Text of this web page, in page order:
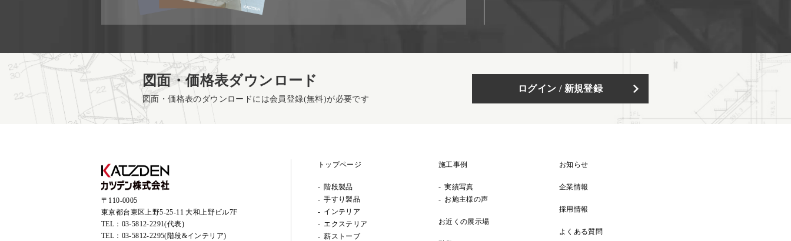
図面・価格表ダウンロード
図面・価格表のダウンロードには会員登録(無料)が必要です
ログイン / 新規登録
〒110-0005
東京都台東区上野5-25-11 大和上野ビル7F
TEL： 03-5812-2291(代表)
TEL： 03-5812-2295(階段&インテリア)
トップページ
階段製品
手すり製品
インテリア
エクステリア
薪ストーブ
施工事例
実績写真
お施主様の声
お近くの展示場
お知らせ
企業情報
採用情報
よくある質問